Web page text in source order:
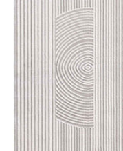
numaralı medyayı